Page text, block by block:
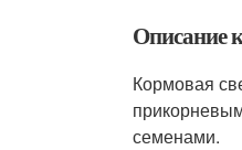
Описание
Кормовая
семенами.